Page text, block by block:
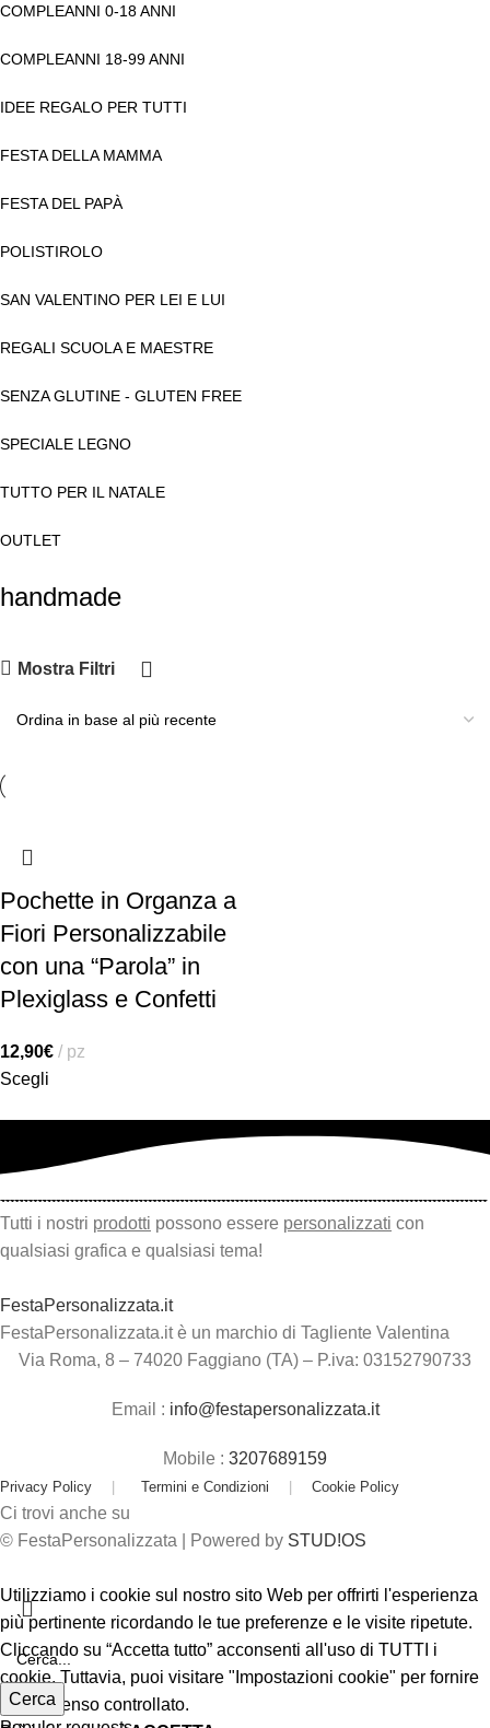
COMPLEANNI 0-18 ANNI
COMPLEANNI 18-99 ANNI
IDEE REGALO PER TUTTI
FESTA DELLA MAMMA
FESTA DEL PAPÀ
POLISTIROLO
SAN VALENTINO PER LEI E LUI
REGALI SCUOLA E MAESTRE
SENZA GLUTINE - GLUTEN FREE
SPECIALE LEGNO
TUTTO PER IL NATALE
OUTLET
handmade
Mostra Filtri
Pochette in Organza a
Fiori Personalizzabile
con una “Parola” in
Plexiglass e Confetti
12,90€
pz
Scegli
Tutti i nostri prodotti possono essere personalizzati con
qualsiasi grafica e qualsiasi tema!
FestaPersonalizzata.it
FestaPersonalizzata.it è un marchio di Tagliente Valentina
Via Roma, 8 – 74020 Faggiano (TA) – P.iva: 03152790733
Email : info@festapersonalizzata.it
Mobile : 3207689159
Privacy Policy | Termini e Condizioni | Cookie Policy
Ci trovi anche su
© FestaPersonalizzata | Powered by STUD!OS
Cerca
Utilizziamo i cookie sul nostro sito Web per offrirti l'esperienza
più pertinente ricordando le tue preferenze e le visite ripetute.
Cliccando su “Accetta tutto” acconsenti all'uso di TUTTI i
cookie. Tuttavia, puoi visitare "Impostazioni cookie" per fornire
un consenso controllato.